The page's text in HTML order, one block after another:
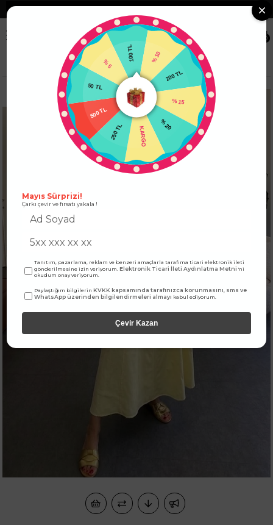
❯
0
ÜST GİYİM ELBİSE Premium Seri Maxi Keten Elbise Sarı
100 TL
% 10
% 15
% 20
KARGO
250 TL
500 TL
50 TL
% 5
Mayıs Sürprizi!
Çarkı çevir ve fırsatı yakala !
Tanıtım, pazarlama, reklam ve benzeri amaçlarla tarafıma ticari elektronik ileti
gönderilmesine izin veriyorum.Elektronik Ticari İleti Aydınlatma Metni 'ni
okudum onay veriyorum.
Paylaştığım bilgilerinKVKK kapsamında tarafınızca korunmasını, sms ve
WhatsApp üzerinden bilgilendirmeleri almayı kabul ediyorum.
Çevir Kazan